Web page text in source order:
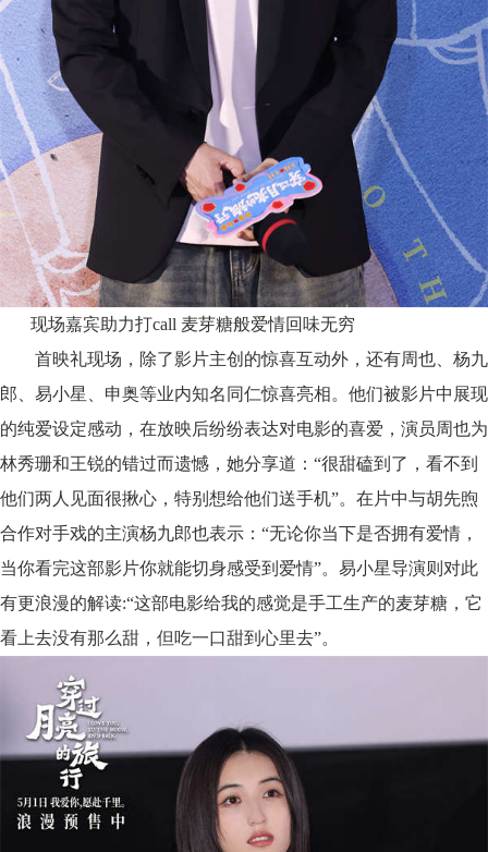
现场嘉宾助力打call 麦芽糖般爱情回味无穷
首映礼现场 ， 除了影片主创 的惊喜互动外，还有周也、 杨九
郎
易小星 申奥等业内知名同仁惊喜亮相。 他们被影片中展现
的纯爱设定感动 ，在放映后纷纷表达对电影的喜爱 ，演员周也为
林秀珊和王锐的错过而遗憾，她分享道 ： “很甜磕到了，看不到
他们两人见面很揪心，特别想给他们送手机”。 在片中与胡先煦
合作对手戏的主演杨九郎也表示： “无论你当下是否拥有爱情，
当你看完这部影片你就能切身感受到爱情”。易小星导演则对此
有更浪漫的解读:“这部电影给我的感觉是手工生产的麦芽糖，它
看上去没有那么甜，但吃一口甜到心里去”。